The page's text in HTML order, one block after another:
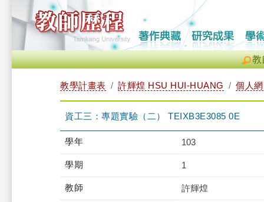
教
教學計畫表 許輝煌 HSU HUI-HUANG 個人
資工三：專題實驗（二） TEIXB3E3085 0E
學年 103
學期 1
教師 許輝煌